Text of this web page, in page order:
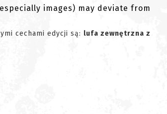
images) may deviate from
cechami edycji są: lufa zewnętrzna z